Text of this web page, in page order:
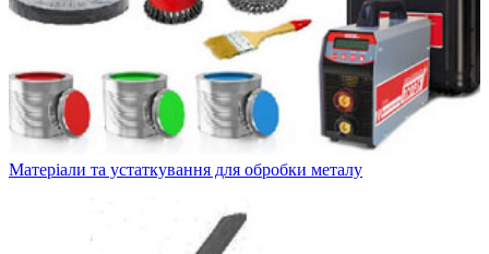
Матеріали та устаткування для обробки металу